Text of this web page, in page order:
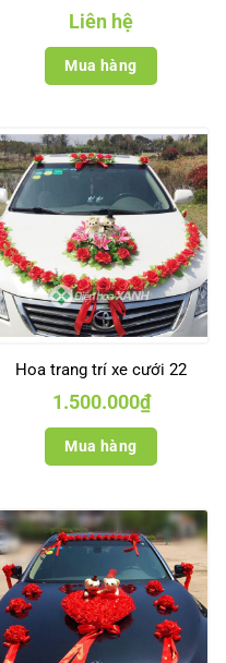
Liên hệ
Mua hàng
Hoa trang trí xe cưới 22
1.500.000₫
Mua hàng